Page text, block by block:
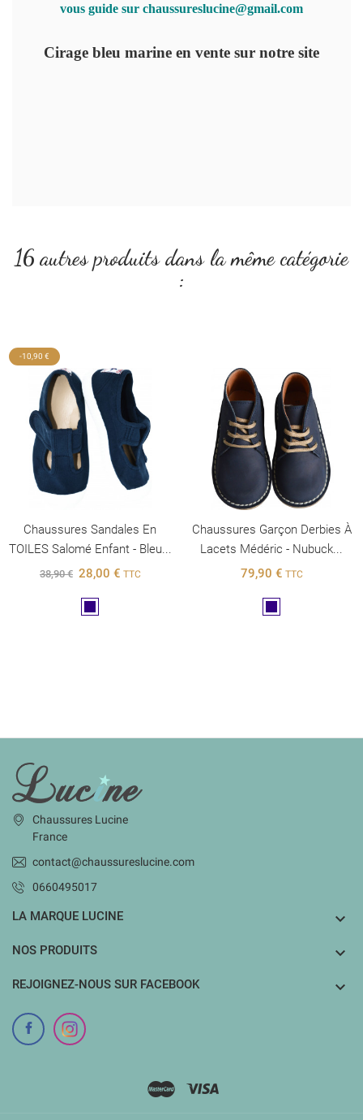
vous guide sur chaussureslucine@gmail.com
Cirage bleu marine en vente sur notre site
16 autres produits dans la même catégorie
:
-10,90 €
Chaussures Sandales En
TOILES Salomé Enfant - Bleu...
38,90 € 28,00 € TTC
Chaussures Garçon Derbies À
Lacets Médéric - Nubuck...
79,90 € TTC
INFORMATIONS
Chaussures Lucine
France
contact@chaussureslucine.com
0660495017
LA MARQUE LUCINE 
NOS PRODUITS 
REJOIGNEZ-NOUS SUR FACEBOOK 